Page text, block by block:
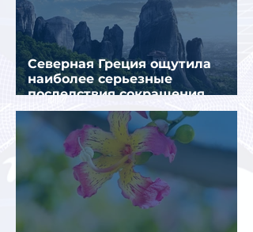
Северная Греция ощутила
наиболее серьезные
последствия сокращения
турпотока из России